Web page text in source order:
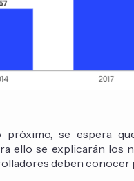
se espera
ello se explicarán los
deben conocer